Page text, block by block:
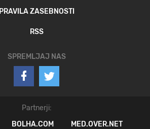
PRAVILA ZASEBNOSTI
RSS
SPREMLJAJ NAS
Partnerji:
BOLHA.COM MED.OVER.NET